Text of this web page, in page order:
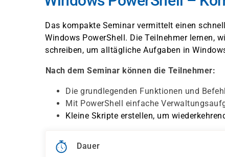
Das kompakte Seminar vermittelt einen
Windows PowerShell. Die Teilnehmer lernen,
schreiben, um alltägliche Aufgaben in
Nach dem Seminar können die Teilnehmer:
Die grundlegenden Funktionen und
Mit PowerShell einfache
Kleine Skripte erstellen, um
Dauer